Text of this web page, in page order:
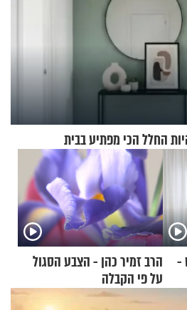
-
הרב זמיר כהן - הצבע הסגול
על פי הקבלה